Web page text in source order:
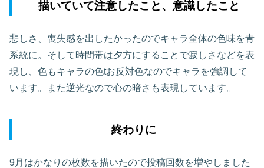
描いていて注意したこと、意識したこと
悲しさ、喪失感を出したかったのでキャラ全体の色味を青
系統に。そして時間帯は夕方にすることで寂しさなどを表
現し、色もキャラの色tお反対色なのでキャラを強調して
います。また逆光なので心の暗さも表現しています。
終わりに
9月はかなりの枚数を描いたので投稿回数を増やしました